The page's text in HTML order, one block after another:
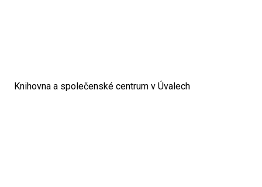
Knihovna a společenské centrum v Úvalech